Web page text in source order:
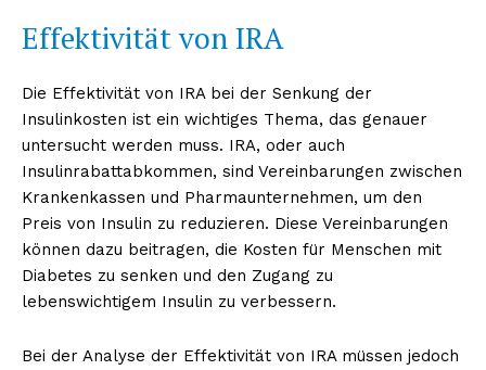
Effektivität von IRA
Die Effektivität von IRA bei der Senkung der
Insulinkosten ist ein wichtiges Thema, das genauer
untersucht werden muss. IRA, oder auch
Insulinrabattabkommen, sind Vereinbarungen zwischen
Krankenkassen und Pharmaunternehmen, um den
Preis von Insulin zu reduzieren. Diese Vereinbarungen
können dazu beitragen, die Kosten für Menschen mit
Diabetes zu senken und den Zugang zu
lebenswichtigem Insulin zu verbessern.
Bei der Analyse der Effektivität von IRA müssen jedoch